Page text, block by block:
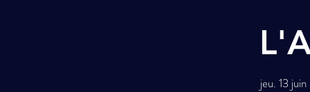
jeu. 13 juin